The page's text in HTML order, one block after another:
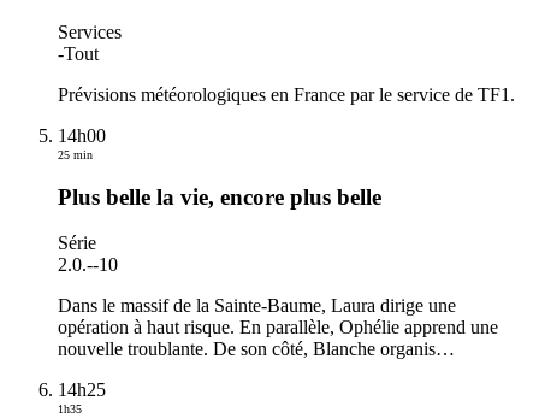
Services
-Tout
Prévisions météorologiques en France par le service de TF1.
14h00
25 min
Plus belle la vie, encore plus belle
Série
2.0.--10
Dans le massif de la Sainte-Baume, Laura dirige une
opération à haut risque. En parallèle, Ophélie apprend une
nouvelle troublante. De son côté, Blanche organis…
14h25
1h35